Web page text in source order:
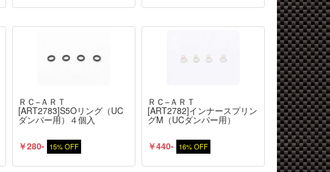
ＲＣ−ＡＲＴ
[ART2783]S5Oリング（UC
ダンパー用）４個入
￥280- 15% OFF
ＲＣ−ＡＲＴ
[ART2782]インナースプリン
グM（UCダンパー用）
￥440- 16% OFF